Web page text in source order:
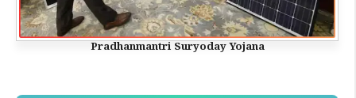
Pradhanmantri Suryoday Yojana